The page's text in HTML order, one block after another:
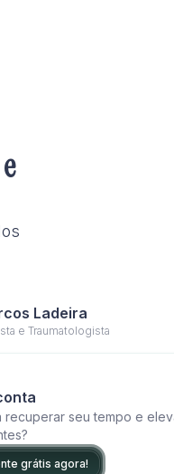
Ladeira
e Traumatologista
recuperar seu tempo e
grátis agora!